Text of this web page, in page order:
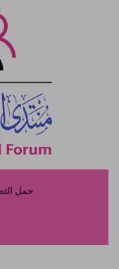
حمل